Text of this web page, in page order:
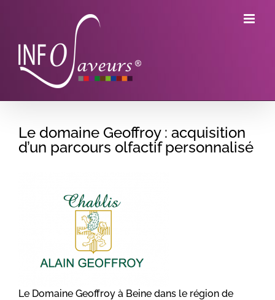
Le domaine Geoffroy : acquisition
d’un parcours olfactif personnalisé
Le Domaine Geoffroy à Beine dans le région de